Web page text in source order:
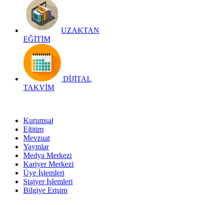
UZAKTAN
EĞİTİM
DİJİTAL
TAKVİM
Kurumsal
Eğitim
Mevzuat
Yayınlar
Medya Merkezi
Kariyer Merkezi
Üye İşlemleri
Stajyer İşlemleri
Bilgiye Erişim